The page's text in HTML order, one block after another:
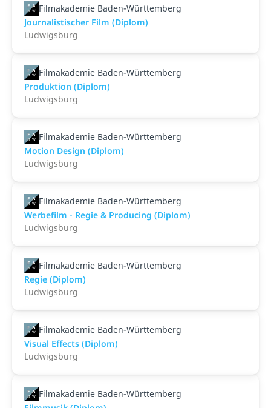
Filmakademie Baden-Württemberg
Journalistischer Film (Diplom)
Ludwigsburg
Filmakademie Baden-Württemberg
Produktion (Diplom)
Ludwigsburg
Filmakademie Baden-Württemberg
Motion Design (Diplom)
Ludwigsburg
Filmakademie Baden-Württemberg
Werbefilm - Regie & Producing (Diplom)
Ludwigsburg
Filmakademie Baden-Württemberg
Regie (Diplom)
Ludwigsburg
Filmakademie Baden-Württemberg
Visual Effects (Diplom)
Ludwigsburg
Filmakademie Baden-Württemberg